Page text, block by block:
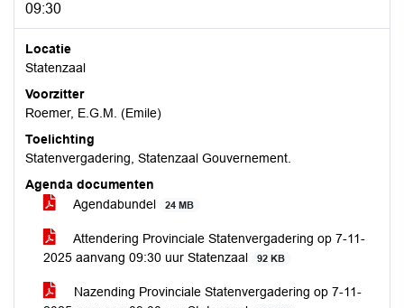
09:30
Locatie
Statenzaal
Voorzitter
Roemer, E.G.M. (Emile)
Toelichting
Statenvergadering, Statenzaal Gouvernement.
Agenda documenten
Agendabundel
24 MB
Attendering Provinciale Statenvergadering op 7-11-
2025 aanvang 09:30 uur Statenzaal
92 KB
Nazending Provinciale Statenvergadering op 7-11-